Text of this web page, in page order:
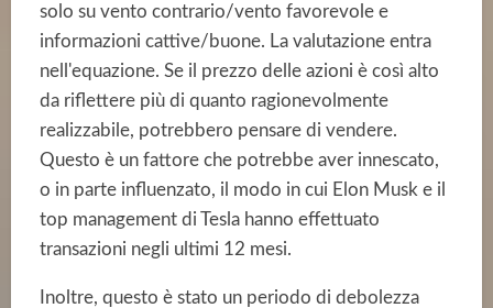
solo su vento contrario/vento favorevole e
informazioni cattive/buone. La valutazione entra
nell'equazione. Se il prezzo delle azioni è così alto
da riflettere più di quanto ragionevolmente
realizzabile, potrebbero pensare di vendere.
Questo è un fattore che potrebbe aver innescato,
o in parte influenzato, il modo in cui Elon Musk e il
top management di Tesla hanno effettuato
transazioni negli ultimi 12 mesi.
Inoltre, questo è stato un periodo di debolezza